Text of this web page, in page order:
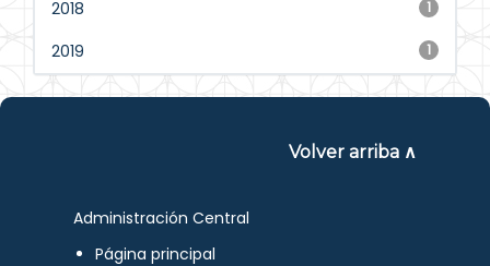
1
2018
1
2019
Volver arriba ∧
Administración Central
Página principal